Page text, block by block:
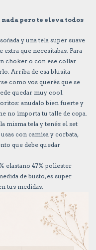
pero te eleva todos
y una tela super suave
que necesitabas. Para
choker o con ese collar
Arriba de esa blusita
como vos querés que se
quedar muy cool.
anudalo bien fuerte y
no importa tu talle de copa.
misma tela y tenés el set
con camisa y corbata,
que debe quedar
elastano 47% poliester
de busto, es super
tus medidas.